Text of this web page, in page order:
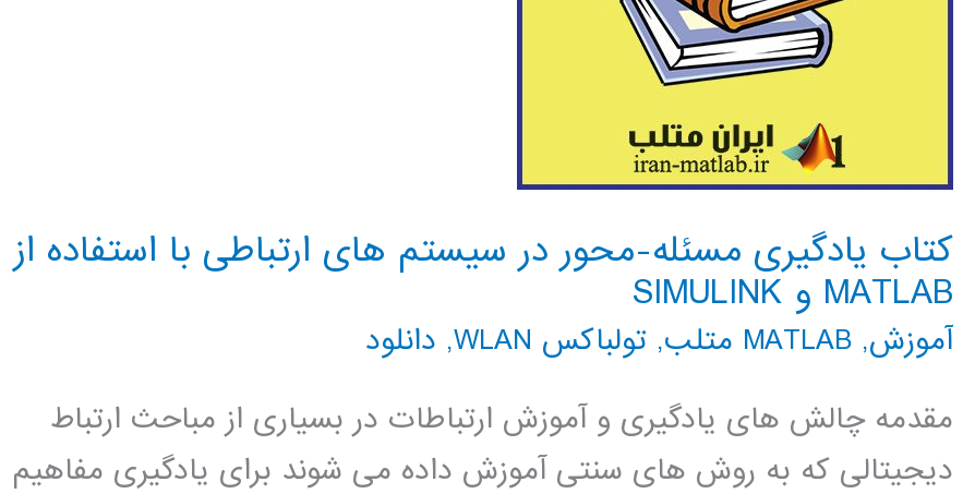
کتاب یادگیری مسئله-محور در سیستم های ارتباطی با استفاده از
MATLAB و SIMULINK
آموزش, MATLAB متلب , تولباکس WLAN , دانلود
مقدمه چالش های یادگیری و آموزش ارتباطات در بسیاری از مباحث ارتباط
دیجیتالی که به روش های سنتی آموزش داده می شوند برای یادگیری مفاهیم